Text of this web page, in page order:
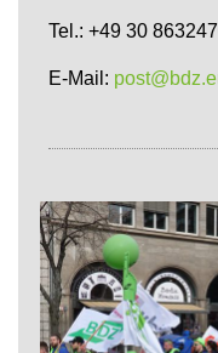
Tel.: +49 30
E-Mail: